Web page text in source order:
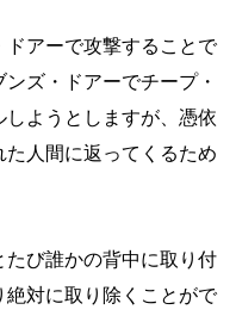
ドアーで攻撃することで
ズ・ドアーでチープ・
しようとしますが、憑依
人間に返ってくるため
び誰かの背中に取り付
絶対に取り除くことがで